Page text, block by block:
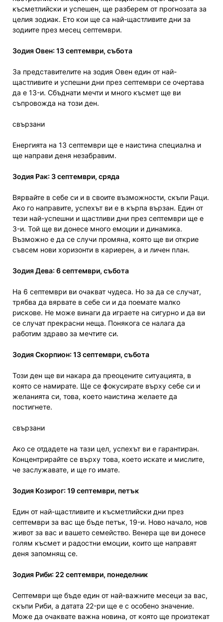
късметлийски и успешен, ще разберем от прогнозата за
целия зодиак. Ето кои ще са най-щастливите дни за
зодиите през месец септември.
Зодия Овен: 13 септември, събота
За представителите на зодия Овен един от най-
щастливите и успешни дни през септември се очертава
да е 13-и. Сбъднати мечти и много късмет ще ви
съпровожда на този ден.
свързани
Енергията на 13 септември ще е наистина специална и
ще направи деня незабравим.
Зодия Рак: 3 септември, сряда
Вярвайте в себе си и в своите възможности, скъпи Раци.
Ако го направите, успехът ви е в кърпа вързан. Един от
тези най-успешни и щастливи дни през септември ще е
3-и. Той ще ви донесе много емоции и динамика.
Възможно е да се случи промяна, която ще ви открие
съвсем нови хоризонти в кариерен, а и личен план.
Зодия Дева: 6 септември, събота
На 6 септември ви очакват чудеса. Но за да се случат,
трябва да вярвате в себе си и да поемате малко
рискове. Не може винаги да играете на сигурно и да ви
се случат прекрасни неща. Понякога се налага да
работим здраво за мечтите си.
Зодия Скорпион: 13 септември, събота
Този ден ще ви накара да преоцените ситуацията, в
която се намирате. Ще се фокусирате върху себе си и
желанията си, това, което наистина желаете да
постигнете.
свързани
Ако се отдадете на тази цел, успехът ви е гарантиран.
Концентрирайте се върху това, което искате и мислите,
че заслужавате, и ще го имате.
Зодия Козирог: 19 септември, петък
Един от най-щастливите и късметлийски дни през
септември за вас ще бъде петък, 19-и. Ново начало, нов
живот за вас и вашето семейство. Венера ще ви донесе
голям късмет и радостни емоции, които ще направят
деня запомнящ се.
Зодия Риби: 22 септември, понеделник
Септември ще бъде един от най-важните месеци за вас,
скъпи Риби, а датата 22-ри ще е с особено значение.
Може да очаквате важна новина, от която ще произтекат